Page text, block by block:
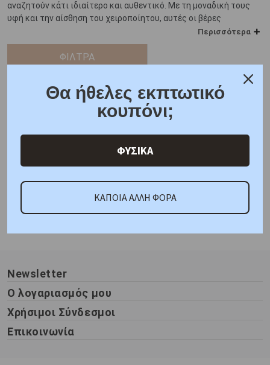
αναζητούν κάτι ιδιαίτερο και αυθεντικό. Με τη μοναδική τους
υφή και την αίσθηση του χειροποίητου, αυτές οι βέρες
προσφέρουν μια ξεχωριστή προσέγγιση στην κλασική παράδοση,
αποτυπώνοντας τη μοναδικότητα του δεσμού σας.
σκιάς, δίνοντας σε κάθε βέρα μια αίσθηση ζωντάνιας και βάθους.
Κάθε σχέδιο αποπνέει αυθεντικότητα, με την τέχνη και την
προσοχή στη λεπτομέρεια να αναδεικνύουν την αληθινή σημασία
σχέδια και φινιρίσματα, από πιο ρουστίκ έως πιο μοντέρνα
αντέξουν στον χρόνο.
Ανακαλύψτε τις
που αντικατοπτρίζουν τον
είναι μοναδική, έτσι και η αγάπη σας είναι μια ιστορία που αξίζει
Περισσότερα
ΦΙΛΤΡΑ
Εμφάνιση : 1 - 0 από : 0
Newsletter
Ο λογαριασμός μου
Χρήσιμοι Σύνδεσμοι
Επικοινωνία
Θα ήθελες εκπτωτικό
κουπόνι;
ΦΥΣΙΚΑ
ΚΑΠΟΙΑ ΑΛΛΗ ΦΟΡΑ